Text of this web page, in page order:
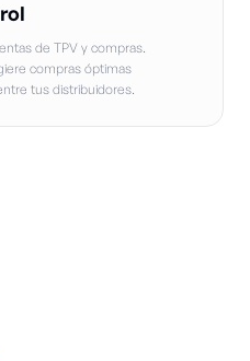
de TPV y compras.
compras óptimas
tus distribuidores.